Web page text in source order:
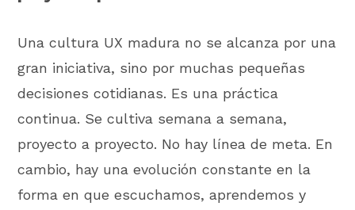
Una cultura UX madura no se alcanza por una
gran iniciativa, sino por muchas pequeñas
decisiones cotidianas. Es una práctica
continua. Se cultiva semana a semana,
proyecto a proyecto. No hay línea de meta. En
cambio, hay una evolución constante en la
forma en que escuchamos, aprendemos y